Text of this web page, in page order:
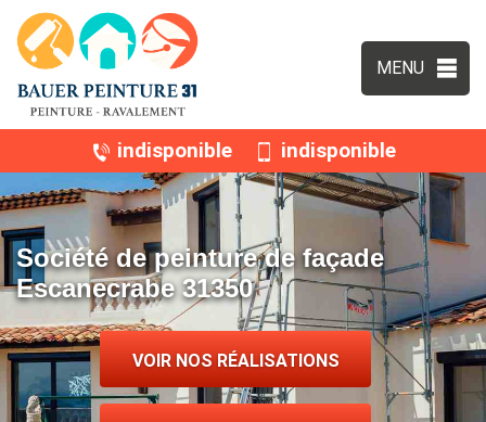
MENU
indisponible indisponible
Société de peinture de façade
Escanecrabe 31350
VOIR NOS RÉALISATIONS